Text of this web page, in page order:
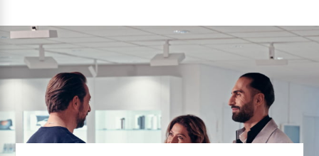
Mehr erfahren
Versicherung